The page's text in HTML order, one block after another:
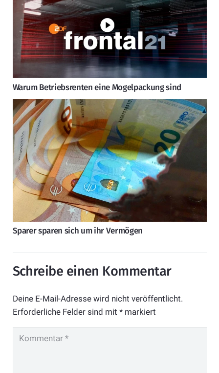
Warum Betriebsrenten eine Mogelpackung sind
Sparer sparen sich um ihr Vermögen
Schreibe einen Kommentar
Deine E-Mail-Adresse wird nicht veröffentlicht.
Erforderliche Felder sind mit *markiert